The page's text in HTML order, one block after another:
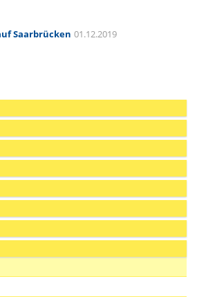
Saarbrücken 01.12.2019